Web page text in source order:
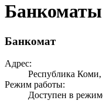
Банкоматы
Банкомат
Адрес:
Республика Коми,
Режим работы:
Доступен в